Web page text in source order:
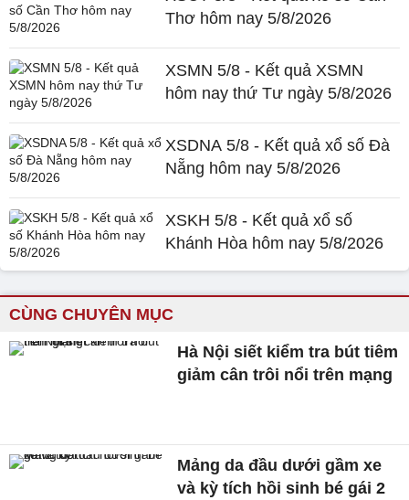
Thơ hôm nay 5/8/2026
XSMN 5/8 - Kết quả XSMN
hôm nay thứ Tư ngày 5/8/2026
XSDNA 5/8 - Kết quả xổ số Đà
Nẵng hôm nay 5/8/2026
XSKH 5/8 - Kết quả xổ số
Khánh Hòa hôm nay 5/8/2026
CÙNG CHUYÊN MỤC
Hà Nội siết kiểm tra bút tiêm
giảm cân trôi nổi trên mạng
Mảng da đầu dưới gầm xe
và kỳ tích hồi sinh bé gái 2